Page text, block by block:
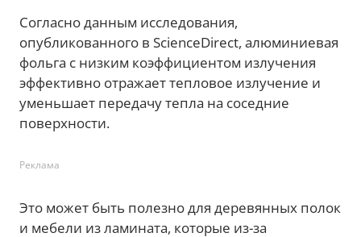
Согласно данным исследования,
опубликованного в ScienceDirect, алюминиевая
фольга с низким коэффициентом излучения
эффективно отражает тепловое излучение и
уменьшает передачу тепла на соседние
поверхности.
Реклама
Это может быть полезно для деревянных полок
и мебели из ламината, которые из-за